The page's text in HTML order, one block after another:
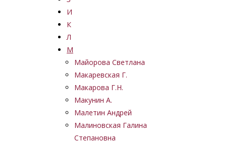
И
К
Л
М
Майорова Светлана
Макаревская Г.
Макарова Г.Н.
Макунин А.
Малетин Андрей
Малиновская Галина
Степановна